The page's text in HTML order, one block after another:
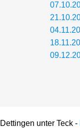
unter Teck-